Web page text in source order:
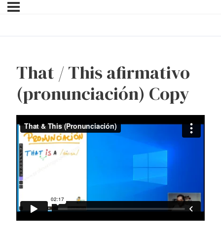
That / This afirmativo
(pronunciación) Copy